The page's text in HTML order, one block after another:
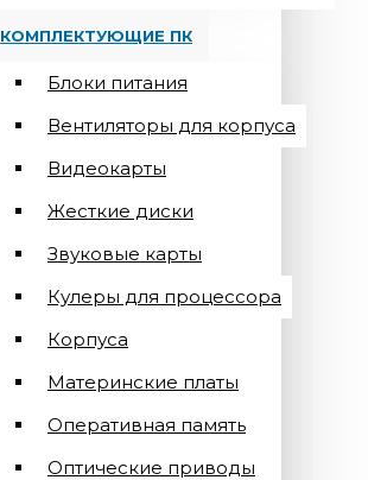
КОМПЛЕКТУЮЩИЕ ПК
Блоки питания
Вентиляторы для корпуса
Видеокарты
Жесткие диски
Звуковые карты
Кулеры для процессора
Корпуса
Материнские платы
Оперативная память
Оптические приводы